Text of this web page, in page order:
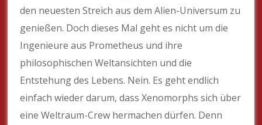
den neuesten Streich aus dem Alien-Universum zu
genießen. Doch dieses Mal geht es nicht um die
Ingenieure aus Prometheus und ihre
philosophischen Weltansichten und die
Entstehung des Lebens. Nein. Es geht endlich
einfach wieder darum, dass Xenomorphs sich über
eine Weltraum-Crew hermachen dürfen. Denn